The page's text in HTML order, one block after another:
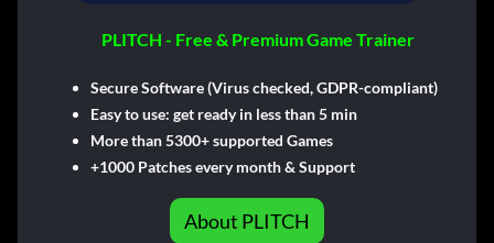
PLITCH - Free & Premium Game Trainer
Secure Software (Virus checked, GDPR-compliant)
Easy to use: get ready in less than 5 min
More than 5300+ supported Games
+1000 Patches every month & Support
About PLITCH